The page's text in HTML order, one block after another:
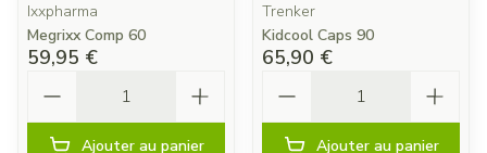
Ixxpharma
Megrixx Comp 60
59,95 €
Ajouter au panier
Trenker
Kidcool Caps 90
65,90 €
Ajouter au panier